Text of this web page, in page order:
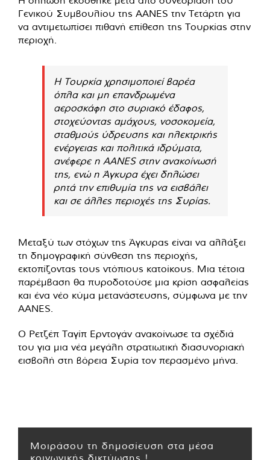
Γενικού Συμβουλίου της AANES την Τετάρτη για
να αντιμετωπίσει πιθανή επίθεση της Τουρκίας στην
περιοχή.
Η Τουρκία χρησιμοποιεί βαρέα
όπλα και μη επανδρωμένα
αεροσκάφη στο συριακό έδαφος,
στοχεύοντας αμάχους, νοσοκομεία,
σταθμούς ύδρευσης και ηλεκτρικής
ενέργειας και πολιτικά ιδρύματα,
ανέφερε η AANES στην ανακοίνωσή
της, ενώ η Άγκυρα έχει δηλώσει
ρητά την επιθυμία της να εισβάλει
και σε άλλες περιοχές της Συρίας.
Μεταξύ των στόχων της Άγκυρας είναι να αλλάξει
τη δημογραφική σύνθεση της περιοχής,
εκτοπίζοντας τους ντόπιους κατοίκους. Μια τέτοια
παρέμβαση θα πυροδοτούσε μια κρίση ασφαλείας
και ένα νέο κύμα μετανάστευσης, σύμφωνα με την
AANES.
Ο Ρετζέπ Ταγίπ Ερντογάν ανακοίνωσε τα σχέδιά
του για μια νέα μεγάλη στρατιωτική διασυνοριακή
εισβολή στη βόρεια Συρία τον περασμένο μήνα.
Μοιράσου τη δημοσίευση στα μέσα
κοινωνικής δικτύωσης !